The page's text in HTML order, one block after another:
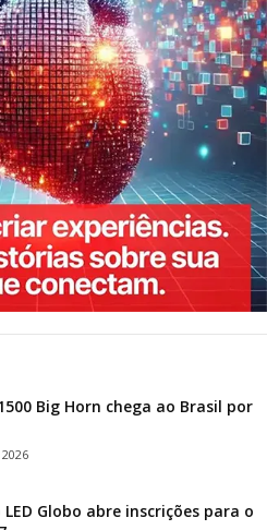
Big Horn chega ao Brasil por
Globo abre inscrições para o